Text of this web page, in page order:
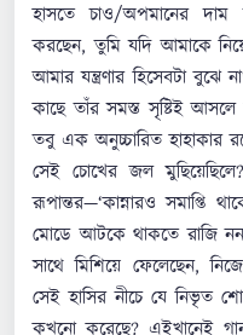
হাসতে চাও/অপমানের দাম
করছেন, তুমি যদি আমাকে
আমার যন্ত্রণার হিসেবটা বুঝে
কাছে তাঁর সমস্ত সৃষ্টিই
তবু এক অনুচ্চারিত হাহাকার
সেই চোখের জল
রূপান্তর—‘কান্নারও সমাপ্তি
মোডে আটকে থাকতে রাজি
সাথে মিশিয়ে ফেলেছেন,
সেই হাসির নীচে যে নিভৃত